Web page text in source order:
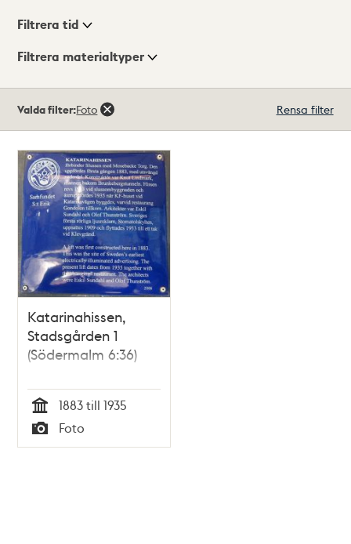
Visningsläge
Filtrera tid
Filtrera materialtyper
träffar
Valda filter:Foto Rensa filter
Katarinahissen,
Stadsgården 1
(Södermalm 6:36)
Tid
1883 till 1935
Typ
Foto